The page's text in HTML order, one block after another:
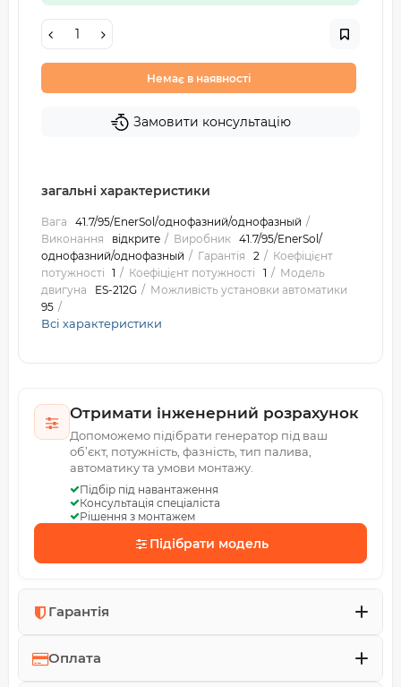
Немає в наявності
Замовити консультацію
загальні характеристики
Вага
41.7/95/EnerSol/однофазний/однофазный
Виконання
відкрите Виробник 41.7/95/EnerSol/
однофазний/однофазный
Гарантія 2
Коефіцієнт
потужності 1 Коефіцієнт потужності 1
Модель
двигуна
ES-212G
Можливість установки автоматики
95
Всі характеристики
Отримати інженерний розрахунок
Допоможемо підібрати генератор під ваш
об’єкт, потужність, фазність, тип палива,
автоматику та умови монтажу.
Підбір під навантаження
Консультація спеціаліста
Рішення з монтажем
Підібрати модель
Гарантія
Оплата